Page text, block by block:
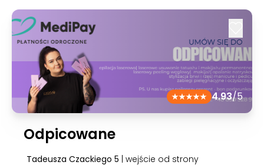
4.93/5
Odpicowane
Tadeusza Czackiego 5 | wejście od strony